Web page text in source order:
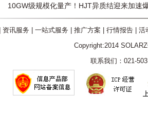
10GW级规模化量产！HJT异质结迎来加速
资讯服务 一站式服务 推广方案 行情报告| 活
Copyright:2014
联系我们：021-